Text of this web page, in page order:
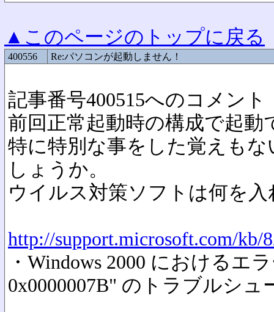
▲このページのトップに戻る
400556 Re:パソコンが起動しません！
記事番号400515へのコメント
前回正常起動時の構成で起動
特に特別な事をした覚えも
しょうか。
ウイルス対策ソフトは何を
http://support.microsoft.com/kb/
・Windows 2000 におけるエ
0x0000007B" のトラブルシュ